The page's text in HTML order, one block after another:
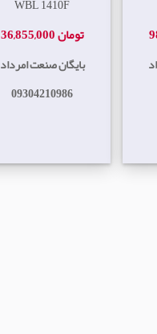
WBL 1410F
36,855,000 تومان
بایگان صنعت امرداد
09304210986